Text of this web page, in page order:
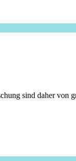
sind daher von